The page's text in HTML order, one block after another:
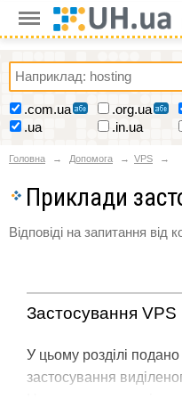
.com.ua .org.ua
.ua
.in.ua
Головна Допомога VPS
Приклади
Відповіді на запитання від
Застосування VPS
У цьому розділі
застосування